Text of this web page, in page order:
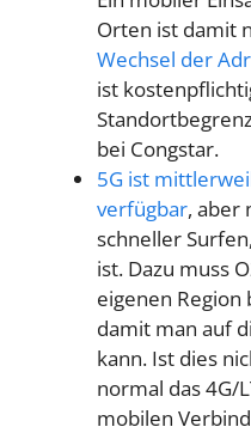
Orten ist damit
Wechsel der
ist
bei Congstar.
5G ist
verfügbar, aber
schneller
ist. Dazu muss
eigenen Region
damit man auf
kann. Ist dies
normal das 4G/
mobilen